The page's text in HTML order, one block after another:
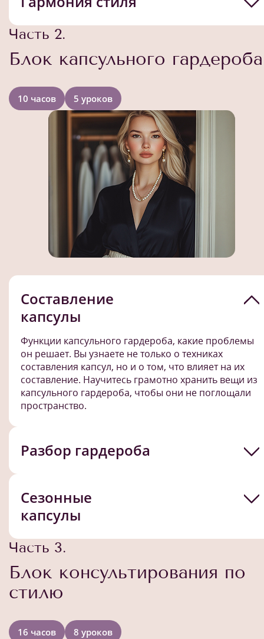
Часть 2.
Блок капсульного гардероба
10 часов 5 уроков
Составление
капсулы
Функции капсульного гардероба, какие проблемы
он решает. Вы узнаете не только о техниках
составления капсул, но и о том, что влияет на их
составление. Научитесь грамотно хранить вещи из
капсульного гардероба, чтобы они не поглощали
пространство.
Разбор гардероба
Сезонные
капсулы
Часть 3.
Блок консультирования по
стилю
16 часов 8 уроков